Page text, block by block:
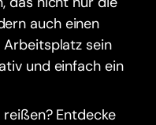
auch einen
sein
und einfach ein
Entdecke